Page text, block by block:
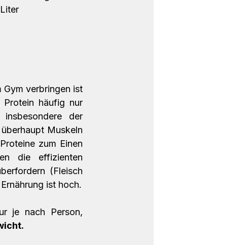
verbringen ist
Protein häufig nur
der
Muskeln
zum Einen
die effizienten
(Fleisch
je nach Person,